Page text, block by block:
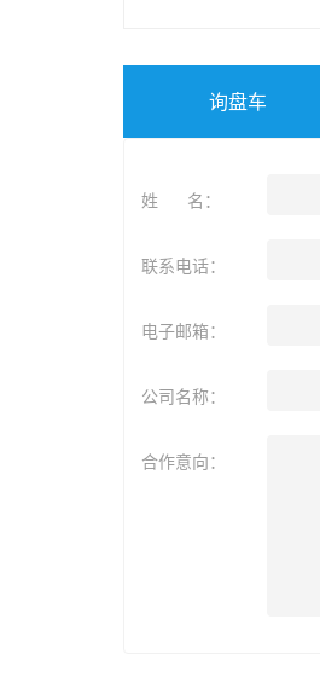
询盘车
姓 名：
联系电话：
电子邮箱：
公司名称：
合作意向：